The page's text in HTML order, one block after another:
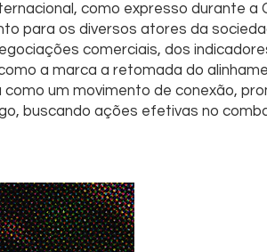
como expresso durante a
para os diversos atores da
comerciais, dos
a marca a retomada do
um movimento de conexão,
buscando ações efetivas no